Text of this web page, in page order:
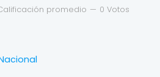
promedio — 0 Votos